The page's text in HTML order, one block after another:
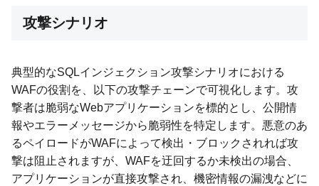
攻撃シナリオ
典型的なSQLインジェクション攻撃シナリオにおける
WAFの役割を、以下の攻撃チェーンで可視化します。攻
撃者は脆弱なWebアプリケーションを標的とし、公開情
報やエラーメッセージから脆弱性を特定します。悪意のあ
るペイロードがWAFによって検出・ブロックされれば攻
撃は阻止されますが、WAFを迂回するか未検出の場合、
アプリケーションが直接攻撃され、機密情報の漏洩などに